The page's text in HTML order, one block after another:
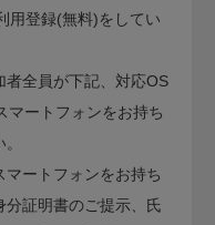
用登録(無料)をしてい
者全員が下記、対応OS
マートフォンをお持ち
ートフォンをお持ち
分証明書のご提示、氏